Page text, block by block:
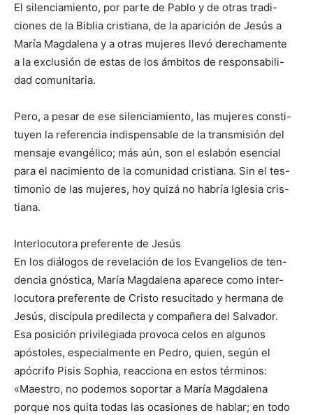
El silenciamiento, por parte de Pablo y de otras tradi-
ciones de la Biblia cristiana, de la aparición de Jesús a
María Magdalena y a otras mujeres llevó derechamente
a la exclusión de estas de los ámbitos de responsabili-
dad comunitaria.
Pero, a pesar de ese silenciamiento, las mujeres consti-
tuyen la referencia indispensable de la transmisión del
mensaje evangélico; más aún, son el eslabón esencial
para el nacimiento de la comunidad cristiana. Sin el tes-
timonio de las mujeres, hoy quizá no habría Iglesia cris-
tiana.
Interlocutora preferente de Jesús
En los diálogos de revelación de los Evangelios de ten-
dencia gnóstica, María Magdalena aparece como inter-
locutora preferente de Cristo resucitado y hermana de
Jesús, discípula predilecta y compañera del Salvador.
Esa posición privilegiada provoca celos en algunos
apóstoles, especialmente en Pedro, quien, según el
apócrifo Pisis Sophia, reacciona en estos términos:
«Maestro, no podemos soportar a María Magdalena
porque nos quita todas las ocasiones de hablar; en todo